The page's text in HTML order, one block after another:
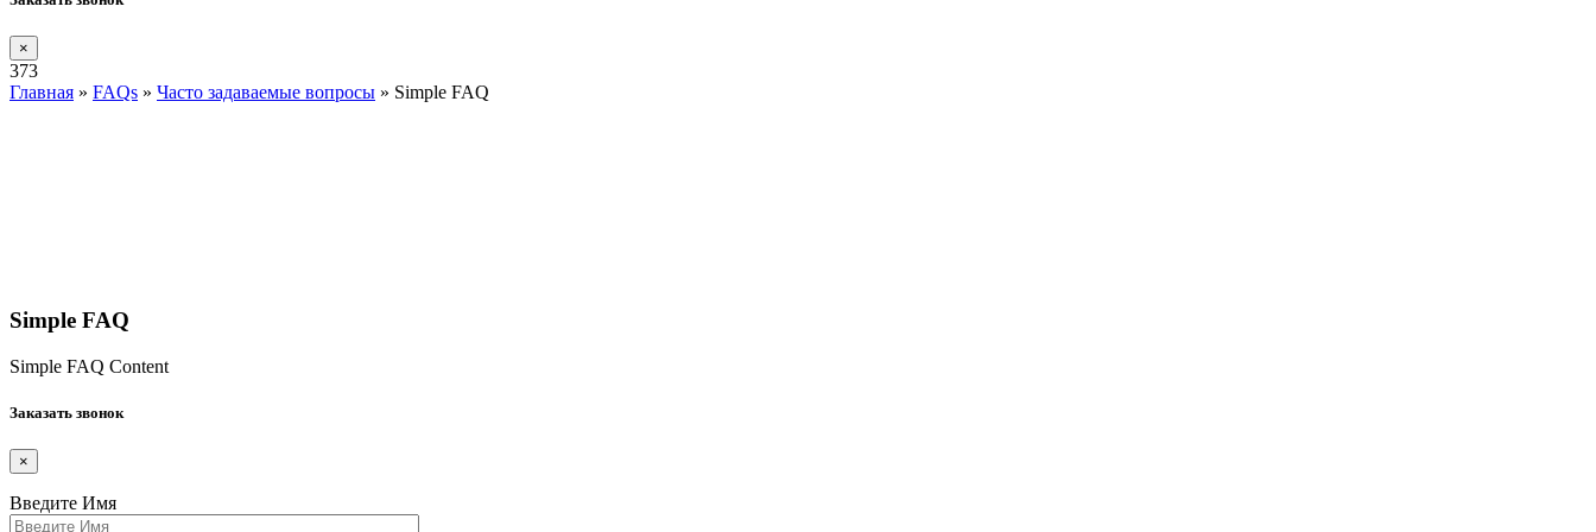
×
373
Главная » FAQs » Часто задаваемые вопросы » Simple FAQ
Simple FAQ
Simple FAQ Content
Заказать звонок
×
Введите Имя